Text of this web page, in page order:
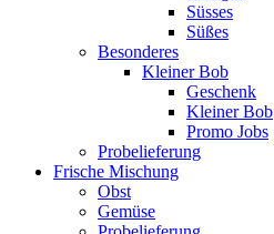
Süsses
Süßes
Besonderes
Kleiner Bob
Geschenk
Kleiner Bob
Promo Jobs
Probelieferung
Frische Mischung
Obst
Gemüse